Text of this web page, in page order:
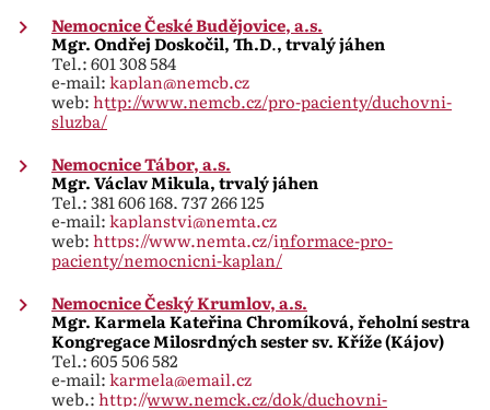
Nemocnice České Budějovice, a.s.
Mgr. Ondřej Doskočil, Th.D., trvalý jáhen
Tel.: 601 308 584
e-mail:kaplan@nemcb.cz
web:http://www.nemcb.cz/pro-pacienty/duchovni-
sluzba/
Nemocnice Tábor, a.s.
Mgr. Václav Mikula, trvalý jáhen
Tel.: 381 606 168, 737 266 125
e-mail:kaplanstvi@nemta.cz
web:https://www.nemta.cz/informace-pro-
pacienty/nemocnicni-kaplan/
Nemocnice Český Krumlov, a.s.
Mgr. Karmela Kateřina Chromíková, řeholní sestra
Kongregace Milosrdných sester sv. Kříže (Kájov)
Tel.: 605 506 582
e-mail:karmela@email.cz
web.:http://www.nemck.cz/dok/duchovni-